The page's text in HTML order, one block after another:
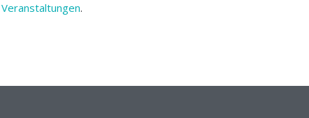
Veranstaltungen.